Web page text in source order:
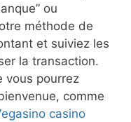
ou
méthode de
et suiviez les
la transaction.
vous pourrez
comme
casino